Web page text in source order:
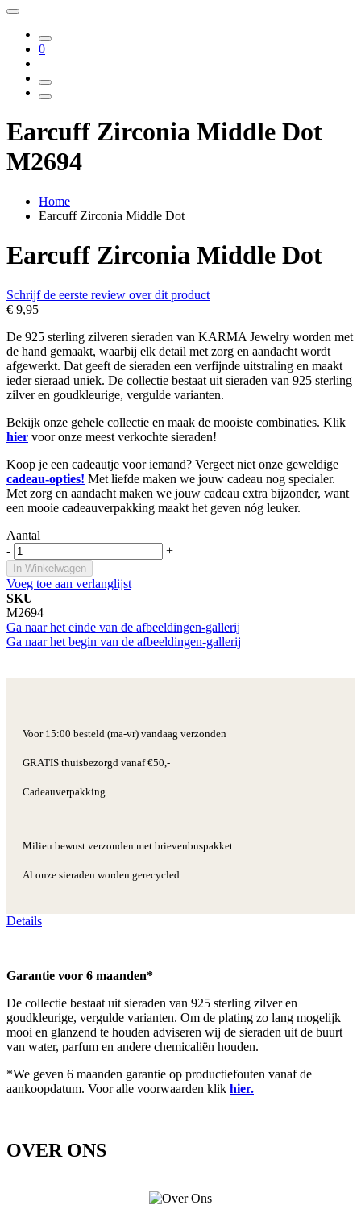
0
Earcuff Zirconia Middle Dot
M2694
Home
Earcuff Zirconia Middle Dot
Earcuff Zirconia Middle Dot
Schrijf de eerste review over dit product
€ 9,95
De 925 sterling zilveren sieraden van KARMA Jewelry worden met
de hand gemaakt, waarbij elk detail met zorg en aandacht wordt
afgewerkt. Dat geeft de sieraden een verfijnde uitstraling en maakt
ieder sieraad uniek. De collectie bestaat uit sieraden van 925 sterling
zilver en goudkleurige, vergulde varianten.
Bekijk onze gehele collectie en maak de mooiste combinaties. Klik
hier voor onze meest verkochte sieraden!
Koop je een cadeautje voor iemand? Vergeet niet onze geweldige
cadeau-opties! Met liefde maken we jouw cadeau nog specialer.
Met zorg en aandacht maken we jouw cadeau extra bijzonder, want
een mooie cadeauverpakking maakt het geven nóg leuker.
Aantal
-
+
In Winkelwagen
Voeg toe aan verlanglijst
SKU
M2694
Ga naar het einde van de afbeeldingen-gallerij
Ga naar het begin van de afbeeldingen-gallerij
Voor 15:00 besteld (ma-vr) vandaag verzonden
GRATIS thuisbezorgd vanaf €50,-
Cadeauverpakking
Milieu bewust verzonden met brievenbuspakket
Al onze sieraden worden gerecycled
Details
Garantie voor 6 maanden*
De collectie bestaat uit sieraden van 925 sterling zilver en
goudkleurige, vergulde varianten. Om de plating zo lang mogelijk
mooi en glanzend te houden adviseren wij de sieraden uit de buurt
van water, parfum en andere chemicaliën houden.
*We geven 6 maanden garantie op productiefouten vanaf de
aankoopdatum. Voor alle voorwaarden klik hier.
OVER ONS